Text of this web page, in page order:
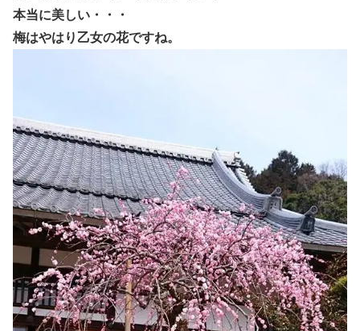
本当に美しい・・・
梅はやはり乙女の花ですね。